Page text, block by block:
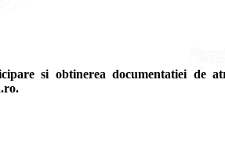
si obtinerea documentatiei de